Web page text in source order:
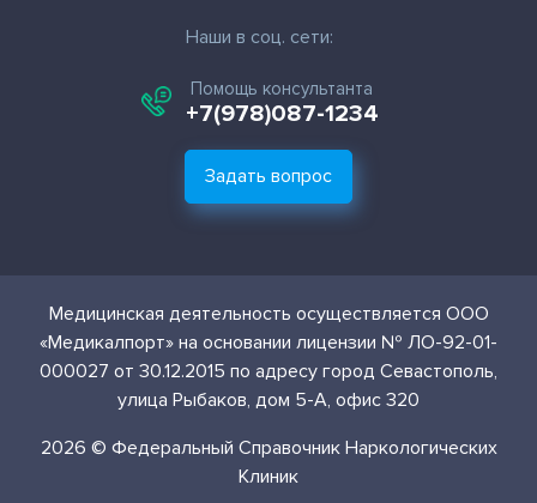
Наши в соц. сети:
Помощь консультанта
+7(978)087-1234
Задать вопрос
Медицинская деятельность осуществляется ООО
«Медикалпорт» на основании лицензии № ЛО-92-01-
000027 от 30.12.2015 по адресу город Севастополь,
улица Рыбаков, дом 5-А, офис 320
2026 © Федеральный Справочник Наркологических
Клиник